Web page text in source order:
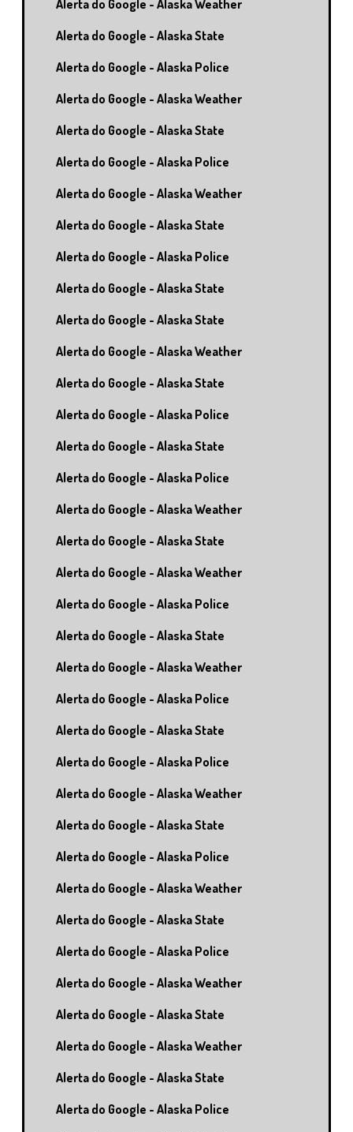
Alerta do Google - Alaska Weather
Alerta do Google - Alaska State
Alerta do Google - Alaska Police
Alerta do Google - Alaska Weather
Alerta do Google - Alaska State
Alerta do Google - Alaska Police
Alerta do Google - Alaska Weather
Alerta do Google - Alaska State
Alerta do Google - Alaska Police
Alerta do Google - Alaska State
Alerta do Google - Alaska State
Alerta do Google - Alaska Weather
Alerta do Google - Alaska State
Alerta do Google - Alaska Police
Alerta do Google - Alaska State
Alerta do Google - Alaska Police
Alerta do Google - Alaska Weather
Alerta do Google - Alaska State
Alerta do Google - Alaska Weather
Alerta do Google - Alaska Police
Alerta do Google - Alaska State
Alerta do Google - Alaska Weather
Alerta do Google - Alaska Police
Alerta do Google - Alaska State
Alerta do Google - Alaska Police
Alerta do Google - Alaska Weather
Alerta do Google - Alaska State
Alerta do Google - Alaska Police
Alerta do Google - Alaska Weather
Alerta do Google - Alaska State
Alerta do Google - Alaska Police
Alerta do Google - Alaska Weather
Alerta do Google - Alaska State
Alerta do Google - Alaska Weather
Alerta do Google - Alaska State
Alerta do Google - Alaska Police